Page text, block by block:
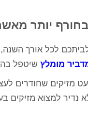
יותר
לכל אורך
מומלץ שיטפל
מזיקים שחודרים
נדיר למצוא מזיקים